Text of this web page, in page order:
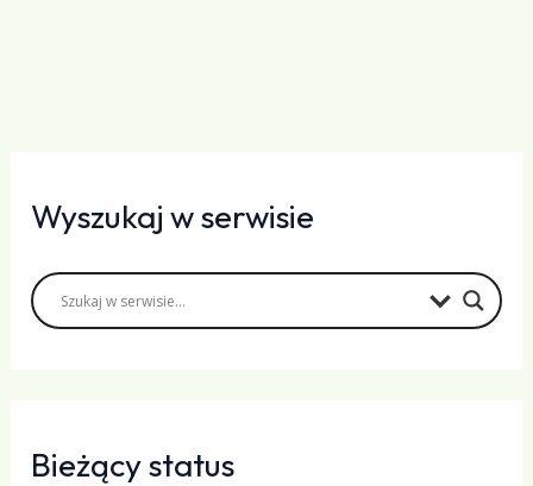
Wyszukaj w serwisie
Bieżący status